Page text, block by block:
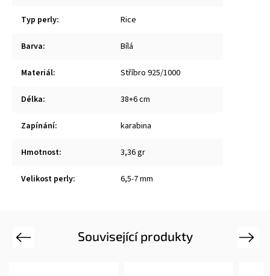
Typ perly: Rice
Barva: Bílá
Materiál: Stříbro 925/1000
Délka: 38+6 cm
Zapínání: karabina
Hmotnost: 3,36 gr
Velikost perly: 6,5-7 mm
Související produkty
Previous Next